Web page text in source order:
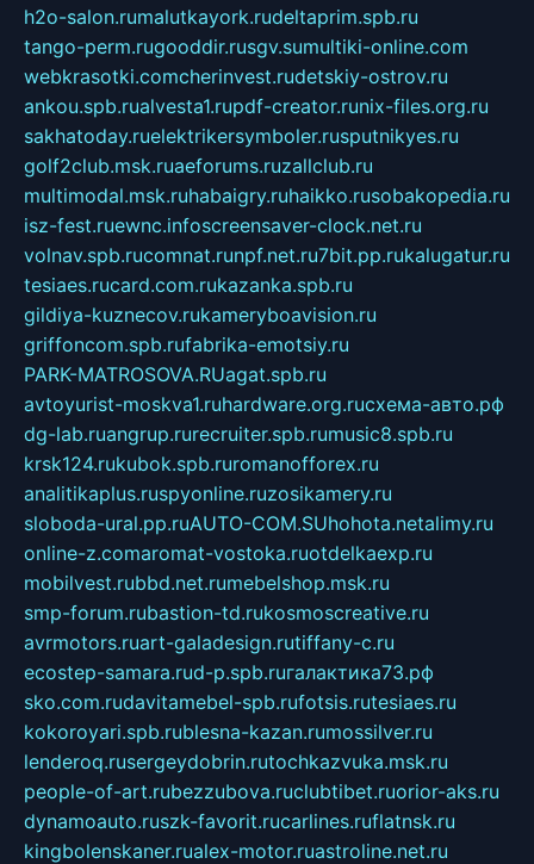
h2o-salon.rumalutkayork.rudeltaprim.spb.ru
tango-perm.rugooddir.rusgv.sumultiki-online.com
webkrasotki.comcherinvest.rudetskiy-ostrov.ru
ankou.spb.rualvesta1.rupdf-creator.runix-files.org.ru
sakhatoday.ruelektrikersymboler.rusputnikyes.ru
golf2club.msk.ruaeforums.ruzallclub.ru
multimodal.msk.ruhabaigry.ruhaikko.rusobakopedia.ru
isz-fest.ruewnc.infoscreensaver-clock.net.ru
volnav.spb.rucomnat.runpf.net.ru7bit.pp.rukalugatur.ru
tesiaes.rucard.com.rukazanka.spb.ru
gildiya-kuznecov.rukameryboavision.ru
griffoncom.spb.rufabrika-emotsiy.ru
PARK-MATROSOVA.RUagat.spb.ru
avtoyurist-moskva1.ruhardware.org.ruсхема-авто.рф
dg-lab.ruangrup.rurecruiter.spb.rumusic8.spb.ru
krsk124.rukubok.spb.ruromanofforex.ru
analitikaplus.ruspyonline.ruzosikamery.ru
sloboda-ural.pp.ruAUTO-COM.SUhohota.netalimy.ru
online-z.comaromat-vostoka.ruotdelkaexp.ru
mobilvest.rubbd.net.rumebelshop.msk.ru
smp-forum.rubastion-td.rukosmoscreative.ru
avrmotors.ruart-galadesign.rutiffany-c.ru
ecostep-samara.rud-p.spb.ruгалактика73.рф
sko.com.rudavitamebel-spb.rufotsis.rutesiaes.ru
kokoroyari.spb.rublesna-kazan.rumossilver.ru
lenderoq.rusergeydobrin.rutochkazvuka.msk.ru
people-of-art.rubezzubova.ruclubtibet.ruorior-aks.ru
dynamoauto.ruszk-favorit.rucarlines.ruflatnsk.ru
kingbolenskaner.rualex-motor.ruastroline.net.ru